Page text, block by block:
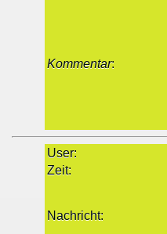
Kommentar:
User:
Zeit:
Nachricht: